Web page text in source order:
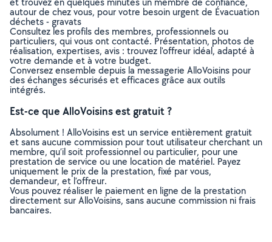
autour de chez vous, pour votre besoin urgent de Évacuation
déchets - gravats
Consultez les profils des membres, professionnels ou
particuliers, qui vous ont contacté. Présentation, photos de
réalisation, expertises, avis : trouvez l'offreur idéal, adapté à
votre demande et à votre budget.
Conversez ensemble depuis la messagerie AlloVoisins pour
des échanges sécurisés et efficaces grâce aux outils
intégrés.
Est-ce que AlloVoisins est gratuit ?
Absolument ! AlloVoisins est un service entièrement gratuit
et sans aucune commission pour tout utilisateur cherchant un
membre, qu’il soit professionnel ou particulier, pour une
prestation de service ou une location de matériel. Payez
uniquement le prix de la prestation, fixé par vous,
demandeur, et l’offreur.
Vous pouvez réaliser le paiement en ligne de la prestation
directement sur AlloVoisins, sans aucune commission ni frais
bancaires.